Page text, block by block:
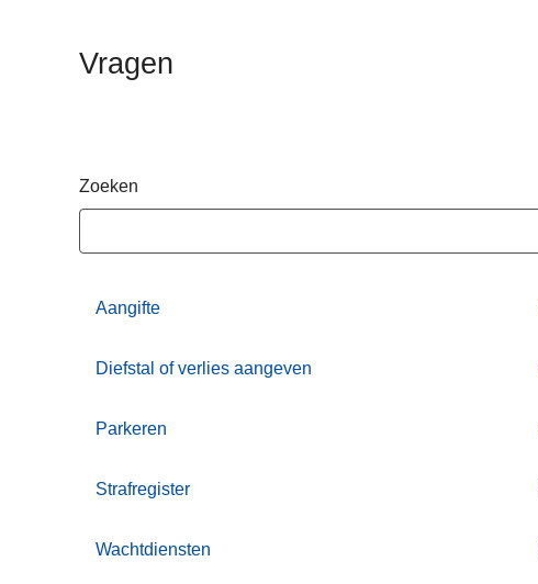
Vragen
Zoeken
Aangifte
Diefstal of verlies aangeven
Parkeren
Strafregister
Wachtdiensten